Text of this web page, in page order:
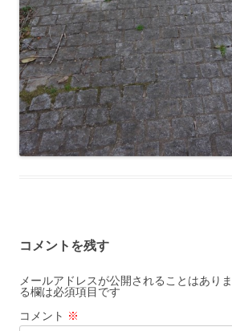
コメントを残す
メールアドレスが公開されることはありま
る欄は必須項目です
コメント ※